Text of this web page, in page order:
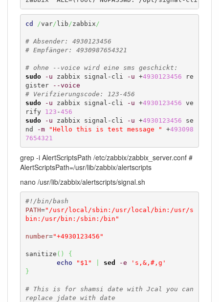
cd /var/lib /zabbix /
# Absender: 4930123456
# Empfänger: 4930987654321
# ohne --voice wird eine sms geschickt:
sudo
-u zabbix signal-cli -u +4930123456 re
gister
--voice
# Verifzierungscode: 123-456
sudo
-u zabbix signal-cli -u +4930123456 ve
rify 123 -456
sudo
-u zabbix signal-cli -u +4930123456 se
nd
-m "Hello this is test message " +493098
7654321
grep -i AlertScriptsPath /etc/zabbix/zabbix_server.conf #
AlertScriptsPath=/usr/lib/zabbix/alertscripts
nano /usr/lib/zabbix/alertscripts/signal.sh
#!/bin/bash
PATH="/usr/local/sbin:/usr/local/bin:/usr/s
bin:/usr/bin:/sbin:/bin"
number="+4930123456"
sanitize ( )
{
echo
"$1" sed -e
's,&,#,g'
}
# This is for shamsi date with Jcal you can
replace jdate with date